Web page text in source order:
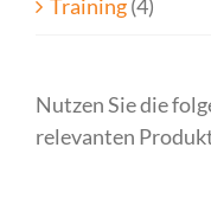
Training(4)
Nutzen Sie die
relevanten